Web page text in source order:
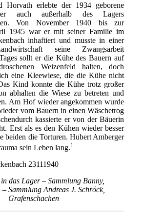
Horvath erlebte der 1934 geborene
auch außerhalb des Lagers
Von November 1940 bis zur
1945 war er mit seiner Familie im
inhaftiert und musste in einer
seine Zwangsarbeit
sollt er die Kühe des Bauern auf
Weizenfeld halten, doch
eine Kleewiese, die die Kühe nicht
Kind konnte die Kühe trotz großer
abhalten die Wiese zu betreten und
Am Hof wieder angekommen wurde
vom Bauern in einen Wäschetrog
kassierte er von der Bäuerin
Erst als es den Kühen wieder besser
beiden die Torturen. Hubert Amberger
sein Leben lang.1
das Lager – Sammlung Banny,
Sammlung Andreas J. Schröck,
Grafenschachen